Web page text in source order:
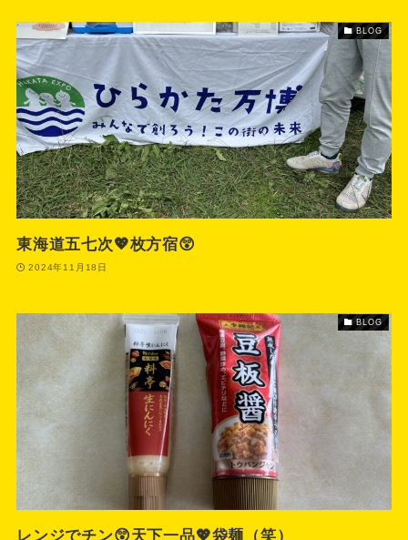
BLOG
東海道五七次💖枚方宿😲
2024年11月18日
BLOG
レンジでチン😲天下一品💖袋麺（笑）